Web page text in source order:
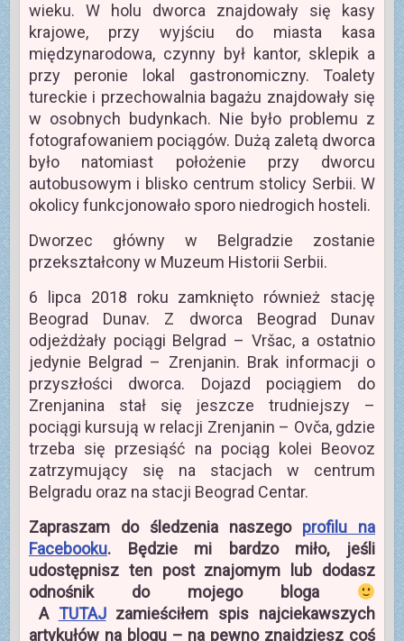
wieku. W holu dworca znajdowały się kasy
krajowe, przy wyjściu do miasta kasa
międzynarodowa, czynny był kantor, sklepik a
przy peronie lokal gastronomiczny. Toalety
tureckie i przechowalnia bagażu znajdowały się
w osobnych budynkach. Nie było problemu z
fotografowaniem pociągów. Dużą zaletą dworca
było natomiast położenie przy dworcu
autobusowym i blisko centrum stolicy Serbii. W
okolicy funkcjonowało sporo niedrogich hosteli.
Dworzec główny w Belgradzie zostanie
przekształcony w Muzeum Historii Serbii.
6 lipca 2018 roku zamknięto również stację
Beograd Dunav. Z dworca Beograd Dunav
odjeżdżały pociągi Belgrad – Vršac, a ostatnio
jedynie Belgrad – Zrenjanin. Brak informacji o
przyszłości dworca. Dojazd pociągiem do
Zrenjanina stał się jeszcze trudniejszy –
pociągi kursują w relacji Zrenjanin – Ovča, gdzie
trzeba się przesiąść na pociąg kolei Beovoz
zatrzymujący się na stacjach w centrum
Belgradu oraz na stacji Beograd Centar.
Zapraszam do śledzenia naszego profilu na
Facebooku. Będzie mi bardzo miło, jeśli
udostępnisz ten post znajomym lub dodasz
odnośnik do mojego bloga
A TUTAJzamieściłem spis najciekawszych
artykułów na blogu – na pewno znajdziesz coś